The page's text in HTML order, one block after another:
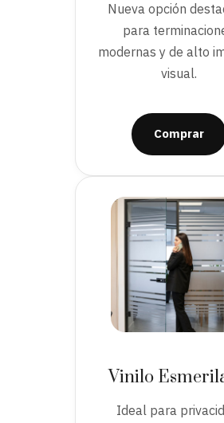
Nueva opción
para
modernas y de alto
visual.
Comprar
Vinilo
Ideal para